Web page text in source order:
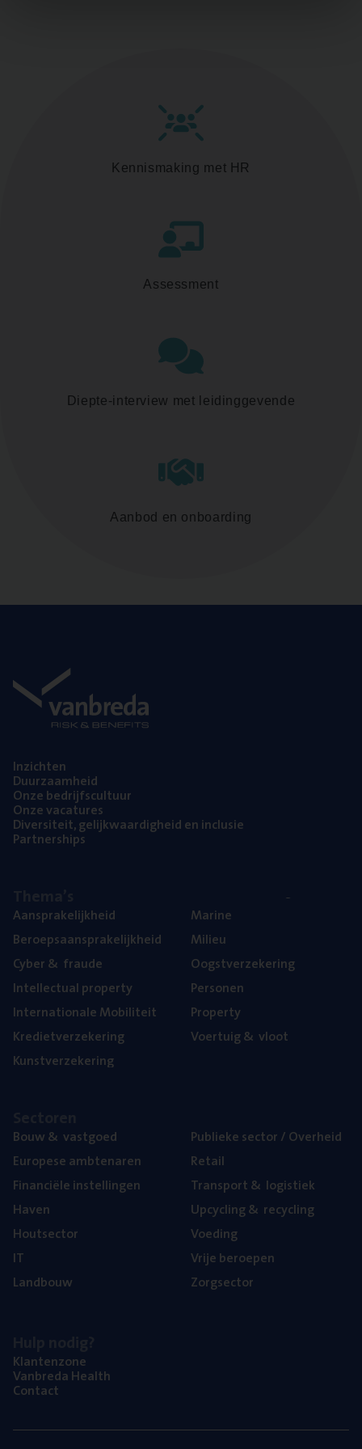
Kennismaking met HR
Assessment
Diepte-interview met leidinggevende
Aanbod en onboarding
Inzich­ten
Duur­zaam­heid
Onze bedrijfs­cul­tuur
Onze vaca­tu­res
Diver­si­teit, gelijk­waar­dig­heid en inclusie
Part­ner­ships
Aan­spra­ke­lijk­heid
Beroeps­aan­spra­ke­lijk­heid
Cyber& fraude
Intel­lec­tu­al property
Inter­na­ti­o­na­le Mobiliteit
Kre­diet­ver­ze­ke­ring
Kunst­ver­ze­ke­ring
Mari­ne
Mili­eu
Oogst­ver­ze­ke­ring
Per­so­nen
Pro­per­ty
Voer­tuig& vloot
Bouw& vastgoed
Euro­pe­se ambtenaren
Finan­ci­ë­le instellingen
Haven
Hout­sec­tor
IT
Land­bouw
Publie­ke sec­tor / Overheid
Retail
Trans­port& logistiek
Upcy­cling& recycling
Voe­ding
Vrije beroe­pen
Zorg­sec­tor
Klan­ten­zo­ne
Van­b­re­da Health
Con­tact